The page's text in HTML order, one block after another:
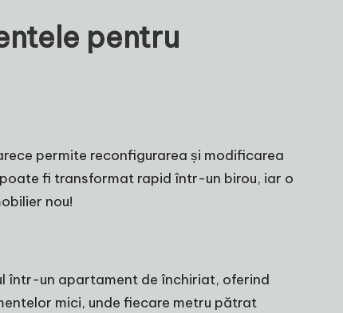
pentru
permite reconfigurarea și modificarea
fi transformat rapid într-un birou, iar o
nou!
într-un apartament de închiriat, oferind
mici, unde fiecare metru pătrat